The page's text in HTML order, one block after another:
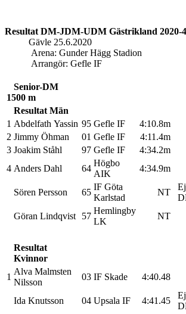
Resultat DM-JDM-UDM Gästrikland 2020-4
Gävle 25.6.2020
Arena: Gunder Hägg Stadion
Arrangör: Gefle IF
Senior-DM
1500 m
Resultat Män
1 Abdelfath Yassin 95 Gefle IF 4:10.8m
2 Jimmy Öhman 01 Gefle IF 4:11.4m
3 Joakim Ståhl 97 Gefle IF 4:34.2m
4 Anders Dahl 64
Högbo
AIK
4:34.9m
Sören Persson 65
IF Göta
Karlstad
NT
Ej
Göran Lindqvist
57
Hemlingby
LK
NT
Resultat
Kvinnor
1
Alva Malmsten
Nilsson
03 IF Skade 4:40.48
Ida Knutsson 04 Upsala IF 4:41.45
Ej